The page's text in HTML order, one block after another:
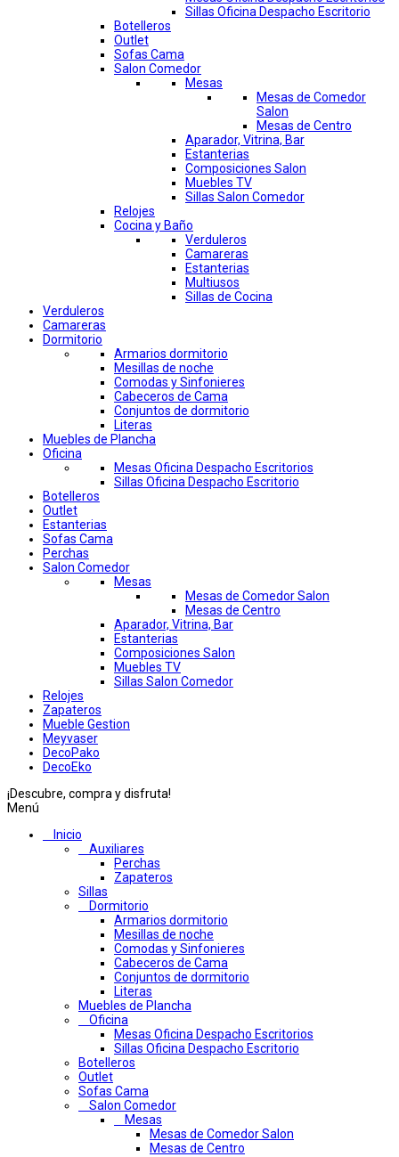
Sillas Oficina Despacho Escritorio
Botelleros
Outlet
Sofas Cama
Salon Comedor
Mesas
Mesas de Comedor
Salon
Mesas de Centro
Aparador, Vitrina, Bar
Estanterias
Composiciones Salon
Muebles TV
Sillas Salon Comedor
Relojes
Cocina y Baño
Verduleros
Camareras
Estanterias
Multiusos
Sillas de Cocina
Verduleros
Camareras
Dormitorio
Armarios dormitorio
Mesillas de noche
Comodas y Sinfonieres
Cabeceros de Cama
Conjuntos de dormitorio
Literas
Muebles de Plancha
Oficina
Mesas Oficina Despacho Escritorios
Sillas Oficina Despacho Escritorio
Botelleros
Outlet
Estanterias
Sofas Cama
Perchas
Salon Comedor
Mesas
Mesas de Comedor Salon
Mesas de Centro
Aparador, Vitrina, Bar
Estanterias
Composiciones Salon
Muebles TV
Sillas Salon Comedor
Relojes
Zapateros
Mueble Gestion
Meyvaser
DecoPako
DecoEko
¡Descubre, compra y disfruta!
Menú
Inicio
Auxiliares
Perchas
Zapateros
Sillas
Dormitorio
Armarios dormitorio
Mesillas de noche
Comodas y Sinfonieres
Cabeceros de Cama
Conjuntos de dormitorio
Literas
Muebles de Plancha
Oficina
Mesas Oficina Despacho Escritorios
Sillas Oficina Despacho Escritorio
Botelleros
Outlet
Sofas Cama
Salon Comedor
Mesas
Mesas de Comedor Salon
Mesas de Centro